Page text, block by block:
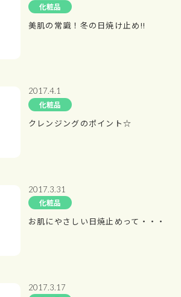
化粧品
美肌の常識！冬の日焼け止め!!
2017.4.1
化粧品
クレンジングのポイント☆
2017.3.31
化粧品
お肌にやさしい日焼止めって・・・
2017.3.17